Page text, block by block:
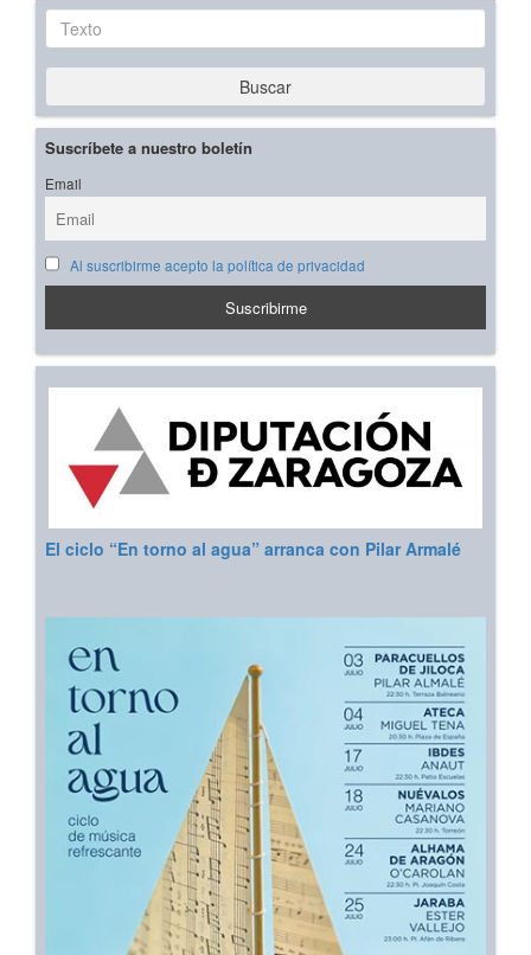
Texto
Buscar
Suscríbete a nuestro boletín
Email
Al suscribirme acepto la política de privacidad
El ciclo “En torno al agua” arranca con Pilar Armalé